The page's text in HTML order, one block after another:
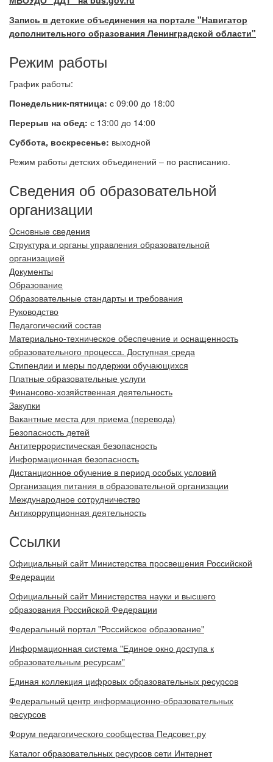
Запись в детские объединения на портале "Навигатор
дополнительного образования Ленинградской области"
Режим работы
График работы:
Понедельник-пятница: с 09:00 до 18:00
Перерыв на обед: с 13:00 до 14:00
Суббота, воскресенье: выходной
Режим работы детских объединений – по расписанию.
Сведения об образовательной
организации
Основные сведения
Структура и органы управления образовательной
организацией
Документы
Образование
Образовательные стандарты и требования
Руководство
Педагогический состав
Материально-техническое обеспечение и оснащенность
образовательного процесса. Доступная среда
Стипендии и меры поддержки обучающихся
Платные образовательные услуги
Финансово-хозяйственная деятельность
Закупки
Вакантные места для приема (перевода)
Безопасность детей
Антитеррористическая безопасность
Информационная безопасность
Дистанционное обучение в период особых условий
Организация питания в образовательной организации
Международное сотрудничество
Антикоррупционная деятельность
Ссылки
Официальный сайт Министерства просвещения Российской
Федерации
Официальный сайт Министерства науки и высшего
образования Российской Федерации
Федеральный портал "Российское образование"
Информационная система "Единое окно доступа к
образовательным ресурсам"
Единая коллекция цифровых образовательных ресурсов
Федеральный центр информационно-образовательных
ресурсов
Форум педагогического сообщества Педсовет.ру
Каталог образовательных ресурсов сети Интернет